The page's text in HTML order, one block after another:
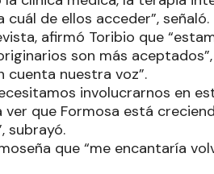
cuál de ellos acceder”, señaló.
afirmó Toribio que
son más
cuenta nuestra voz”.
involucrarnos en
ver que Formosa está
subrayó.
que “me encantaría